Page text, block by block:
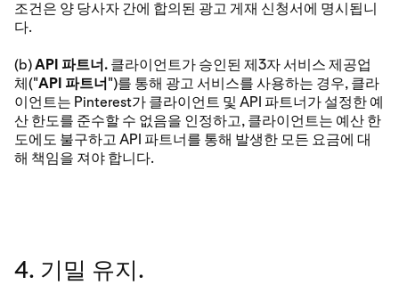
조건은 양 당사자 간에 합의된 광고 게재 신청서에 명시됩니
다.
(b)API 파트너. 클라이언트가 승인된 제3자 서비스 제공업
체("API 파트너")를 통해 광고 서비스를 사용하는 경우, 클라
이언트는 Pinterest가 클라이언트 및 API 파트너가 설정한 예
산 한도를 준수할 수 없음을 인정하고, 클라이언트는 예산 한
도에도 불구하고 API 파트너를 통해 발생한 모든 요금에 대
해 책임을 져야 합니다.
4. 기밀 유지.